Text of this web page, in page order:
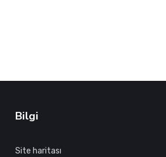
Bilgi
Site haritası